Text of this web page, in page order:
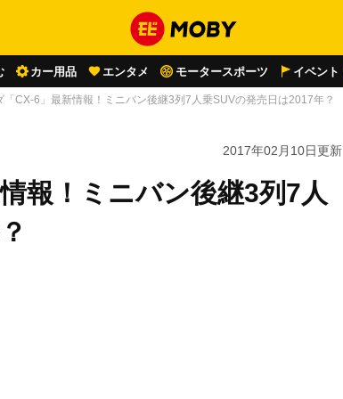
カー用品 エンタメ モータースポーツ イベント
「CX-6」最新情報！ミニバン後継3列7人乗SUVの発売日は2017年？
2017年02月10日更新
報！ミニバン後継3列7人